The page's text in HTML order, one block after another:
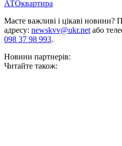
АТОквартира
Маєте важливі і цікаві новини?
адресу: newskvv@ukr.netабо
098 37 98 993.
Новини партнерів:
Читайте також: